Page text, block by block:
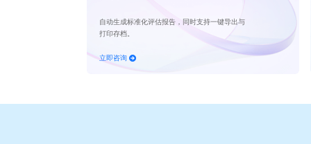
自动生成标准化评估报告，同时支持一键导出与
打印存档。
立即咨询